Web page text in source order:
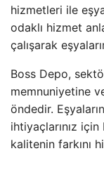
hizmetleri ile
odaklı hizmet
çalışarak
Boss Depo,
memnuniyetine
öndedir.
ihtiyaçlarınız
kalitenin farkını